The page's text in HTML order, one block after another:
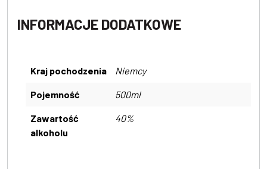
INFORMACJE DODATKOWE
Kraj pochodzenia Niemcy
Pojemność 500ml
Zawartość
alkoholu
40%